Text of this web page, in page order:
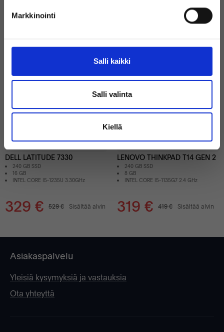
Markkinointi
Salli kaikki
Salli valinta
Kiellä
Muut asiakkaat ostivat myös
Hyvä
DELL LATITUDE 7330
240 GB SSD
16 GB
INTEL CORE I5-1235U 3.30GHz
329 € 529 € Sisältää alvin
Bra skick
LENOVO THINKPAD T14 GEN 2
240 GB SSD
8 GB
INTEL CORE I5-1135G7 2.4 GHz
319 € 419 € Sisältää alvin
Asiakaspalvelu
Yleisiä kysymyksiä ja vastauksia
Ota yhteyttä